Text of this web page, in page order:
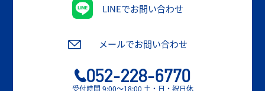
LINEでお問い合わせ
メールでお問い合わせ
052-228-6770
受付時間 9:00〜18:00 土・日・祝日休